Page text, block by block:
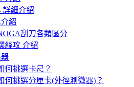
詳細介紹
紹
刮刀各類區分
絲攻 介紹
何挑選卡尺？
何挑選分厘卡(外徑測微器)？